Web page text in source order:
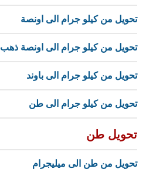
تحويل من كيلو جرام الى اونصة
تحويل من كيلو جرام الى اونصة ذهب
تحويل من كيلو جرام الى باوند
تحويل من كيلو جرام الى طن
تحويل طن
تحويل من طن الى ميليجرام